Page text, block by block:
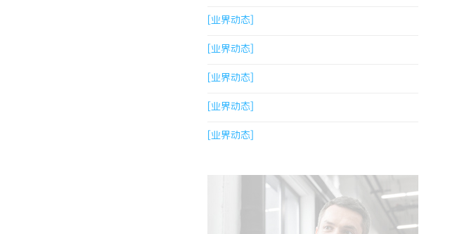
[业界动态]
[业界动态]
[业界动态]
[业界动态]
[业界动态]